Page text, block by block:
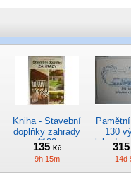
Kniha - Stavební
doplňky zahrady
*188
135 Kč
9h 15m
130
14d